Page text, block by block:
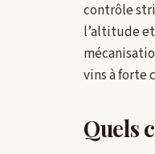
contrôle
l’altitude
vins à forte
Quels